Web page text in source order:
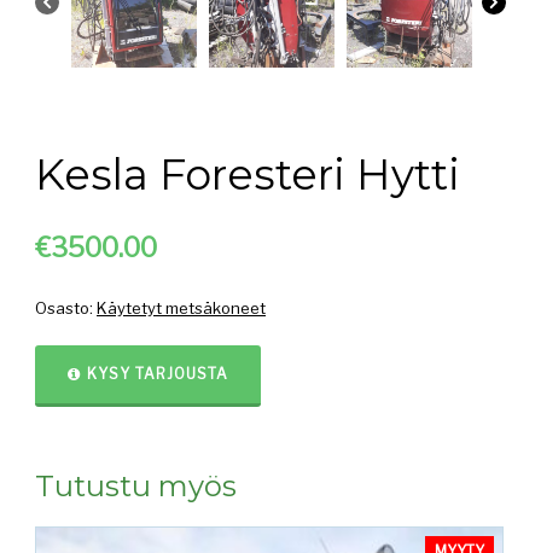
Kesla Foresteri Hytti
€3500.00
Osasto: Käytetyt metsäkoneet
KYSY TARJOUSTA
Tutustu myös